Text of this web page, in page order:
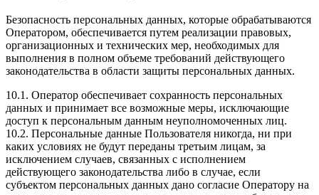
Безопасность персональных данных, которые обрабатываются
Оператором, обеспечивается путем реализации правовых,
организационных и технических мер, необходимых для
выполнения в полном объеме требований действующего
законодательства в области защиты персональных данных.
10.1. Оператор обеспечивает сохранность персональных
данных и принимает все возможные меры, исключающие
доступ к персональным данным неуполномоченных лиц.
10.2. Персональные данные Пользователя никогда, ни при
каких условиях не будут переданы третьим лицам, за
исключением случаев, связанных с исполнением
действующего законодательства либо в случае, если
субъектом персональных данных дано согласие Оператору на